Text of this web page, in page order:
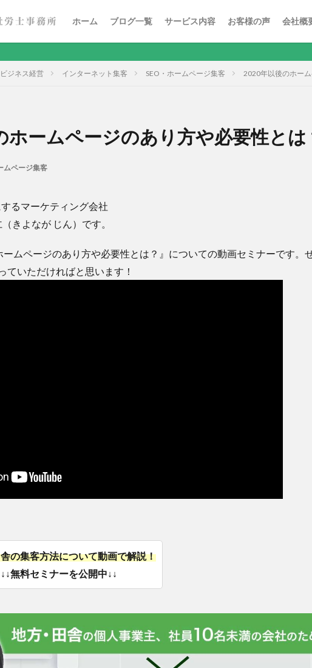
ホーム ブログ一覧 サービス内容 お客様の声 会社概
ビジネス経営 インターネット集客 SEO・ホームページ集客 2020年以後のホー
ホームページのあり方や必要性とは
ムページ集客
るマーケティング会社
きよなが じん）です。
ムページのあり方や必要性とは？』についての動画セミナーです。
ていただければと思います！
の集客方法について動画で解説！
↓↓無料セミナーを公開中↓↓